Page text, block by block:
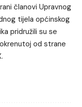
članovi Upravnog
tijela općinskog
pridružili su se
od strane